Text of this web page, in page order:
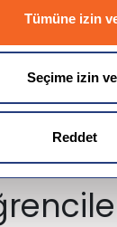
Tümüne izin
Seçime izin
Reddet
Tıp,
İşletme,